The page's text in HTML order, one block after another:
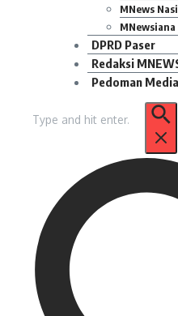
MNews
MNewsiana
DPRD Paser
Redaksi
Pedoman
untuk: